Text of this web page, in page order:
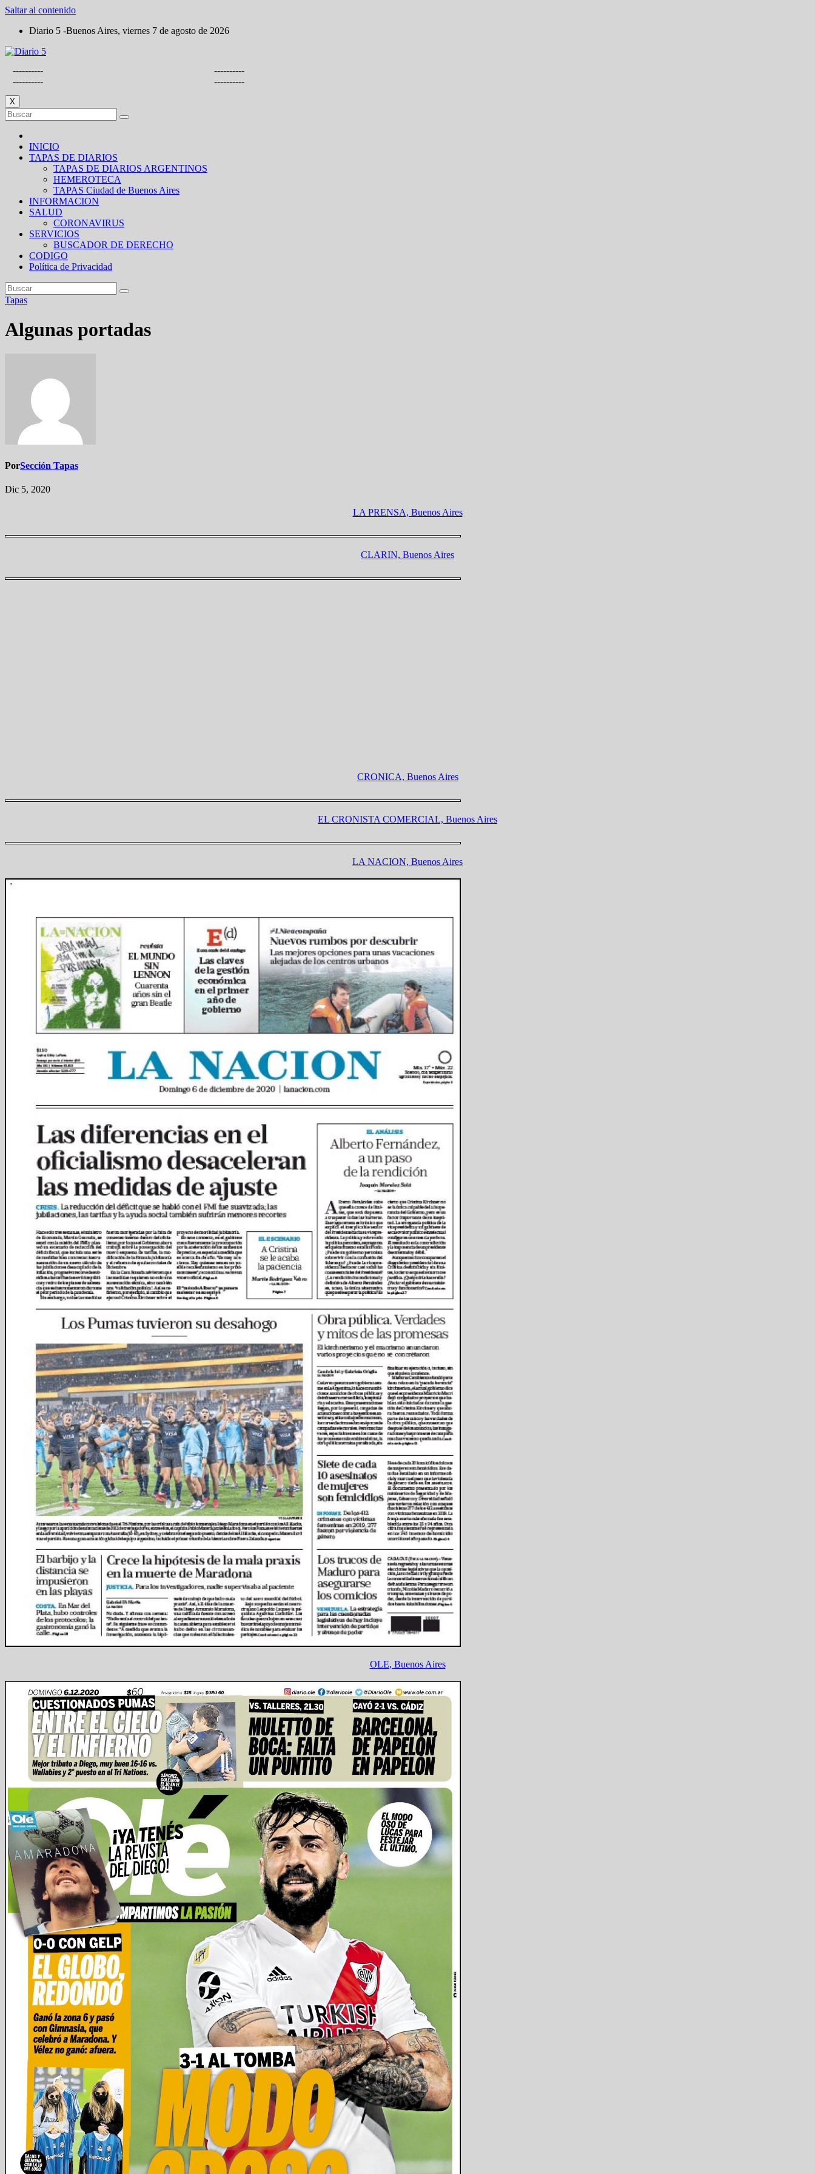
Saltar al contenido
Diario 5 -Buenos Aires, viernes 7 de agosto de 2026
----------
----------
----------
----------
X
INICIO
TAPAS DE DIARIOS
TAPAS DE DIARIOS ARGENTINOS
HEMEROTECA
TAPAS Ciudad de Buenos Aires
INFORMACION
SALUD
CORONAVIRUS
SERVICIOS
BUSCADOR DE DERECHO
CODIGO
Política de Privacidad
Tapas
Algunas portadas
PorSección Tapas
Dic 5, 2020
LA PRENSA, Buenos Aires
CLARIN, Buenos Aires
CRONICA, Buenos Aires
EL CRONISTA COMERCIAL, Buenos Aires
LA NACION, Buenos Aires
OLE, Buenos Aires